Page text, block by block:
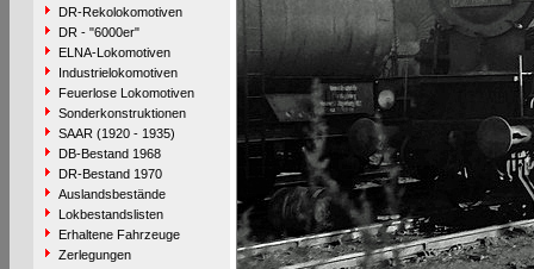
DR-Rekolokomotiven
DR - "6000er"
ELNA-Lokomotiven
Industrielokomotiven
Feuerlose Lokomotiven
Sonderkonstruktionen
SAAR (1920 - 1935)
DB-Bestand 1968
DR-Bestand 1970
Auslandsbestände
Lokbestandslisten
Erhaltene Fahrzeuge
Zerlegungen